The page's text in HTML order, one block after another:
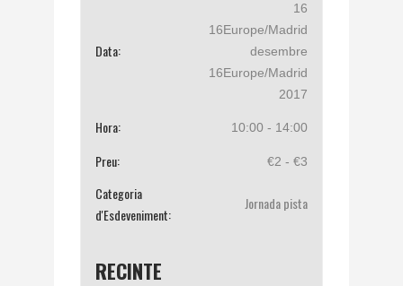
Data:
16
16Europe/Madrid
desembre
16Europe/Madrid
2017
Hora: 10:00 - 14:00
Preu: €2 - €3
Categoria
d'Esdeveniment:
Jornada pista
RECINTE